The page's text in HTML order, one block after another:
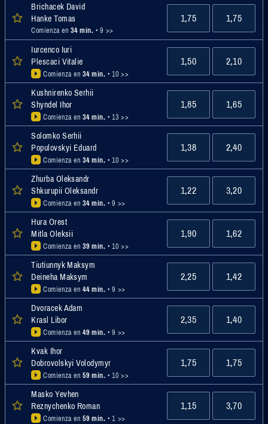
Brichacek David
Hanke Tomas
Comienza en 34 min. • 9 >>
1,75 1,75
Iurcenco Iuri
Plescaci Vitalie
Comienza en 34 min. • 10 >>
1,50 2,10
Kushnirenko Serhii
Shyndel Ihor
Comienza en 34 min. • 13 >>
1,85 1,65
Solomko Serhii
Populovskyi Eduard
Comienza en 34 min. • 10 >>
1,38 2,40
Zhurba Oleksandr
Shkurupii Oleksandr
Comienza en 34 min. • 9 >>
1,22 3,20
Hura Orest
Mitla Oleksii
Comienza en 39 min. • 10 >>
1,90 1,62
Tiutiunnyk Maksym
Deineha Maksym
Comienza en 44 min. • 9 >>
2,25 1,42
Dvoracek Adam
Krasl Libor
Comienza en 49 min. • 9 >>
2,35 1,40
Kvak Ihor
Dobrovolskyi Volodymyr
Comienza en 59 min. • 10 >>
1,75 1,75
Masko Yevhen
Reznychenko Roman
Comienza en 59 min. • 1 >>
1,15 3,70